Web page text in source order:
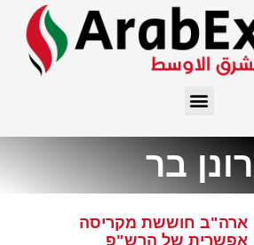
רונן בר
ארה"ב חוששת מקריסה
אפשרית של הרש"פ